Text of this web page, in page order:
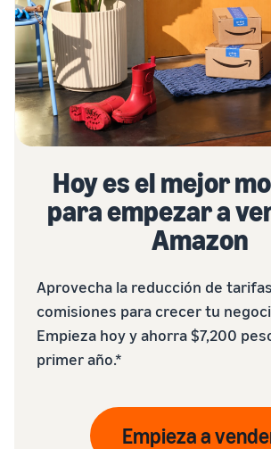
Hoy es el mejor
para empezar a
Amazon
Aprovecha la reducción de
comisiones para crecer tu
Empieza hoy y ahorra $7,200
primer año.*
Empieza a